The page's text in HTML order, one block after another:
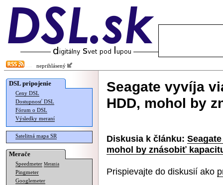
neprihlásený
DSL pripojenie
Ceny DSL
Dostupnosť DSL
Fórum o DSL
Výsledky meraní
Satelitná mapa SR
Merače
Speedmeter Merania
Pingmeter
Googlemeter
Seagate vyvíja
HDD, mohol by
Diskusia k článku:
mohol by znásobiť
Prispievajte do diskusií ako